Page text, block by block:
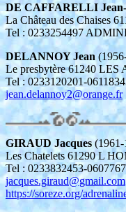
DE CAFFARELLI
La Château des Chaises
Tel : 0233254497
DELANNOY Jean
Le presbytère 61240
Tel : 0233120201-
jean.delannoy2@orange.fr
GIRAUD Jacques
Les Chatelets 61290 L
Tel : 0233832453-
jacques.giraud@gmail.com
https://soreze.org/